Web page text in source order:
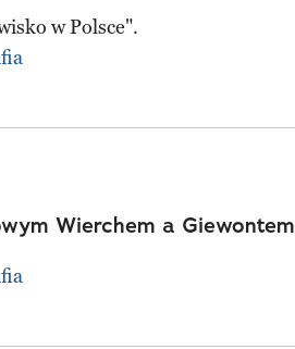
w Polsce".
Wierchem a Giewontem